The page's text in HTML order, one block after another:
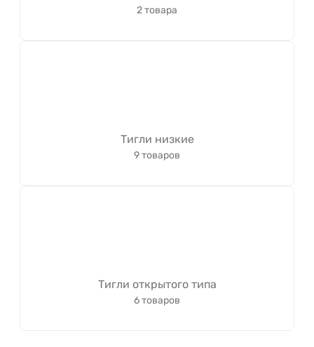
2 товара
Тигли низкие
9 товаров
Тигли открытого типа
6 товаров